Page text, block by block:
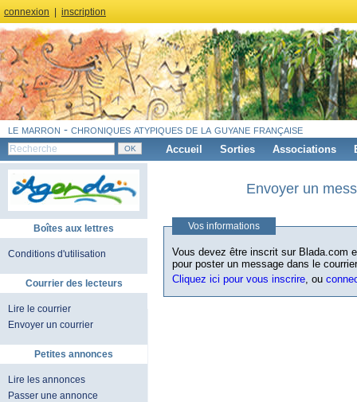
connexion inscription
le marron - chroniques atypiques de la guyane française
Accueil Sorties Associations
Boîtes aux lettres
Conditions d'utilisation
Courrier des lecteurs
Lire le courrier
Envoyer un courrier
Petites annonces
Lire les annonces
Passer une annonce
Envoyer un
Vos informations
Vous devez être inscrit sur Blada.com
pour poster un message dans le
Cliquez ici pour vous inscrire, ou